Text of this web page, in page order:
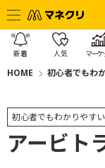
新着 人気 マーケ
HOME 初心者でもわ
初心者でもわかりやす
アービト